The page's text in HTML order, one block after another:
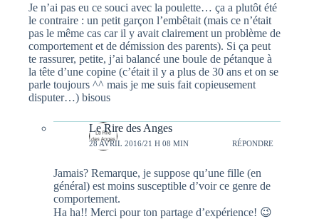
Je n’ai pas eu ce souci avec la poulette… ça a plutôt été
le contraire : un petit garçon l’embêtait (mais ce n’était
pas le même cas car il y avait clairement un problème de
comportement et de démission des parents). Si ça peut
te rassurer, petite, j’ai balancé une boule de pétanque à
la tête d’une copine (c’était il y a plus de 30 ans et on se
parle toujours ^^ mais je me suis fait copieusement
disputer…) bisous
Le Rire des Anges
28 AVRIL 2016/21 H 08 MIN RÉPONDRE
Jamais? Remarque, je suppose qu’une fille (en
général) est moins susceptible d’voir ce genre de
comportement.
Ha ha!! Merci pour ton partage d’expérience! 😉